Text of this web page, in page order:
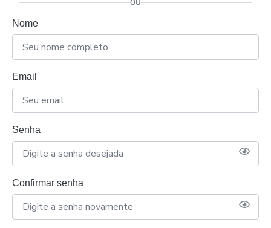
Nome
Email
Senha
Confirmar senha